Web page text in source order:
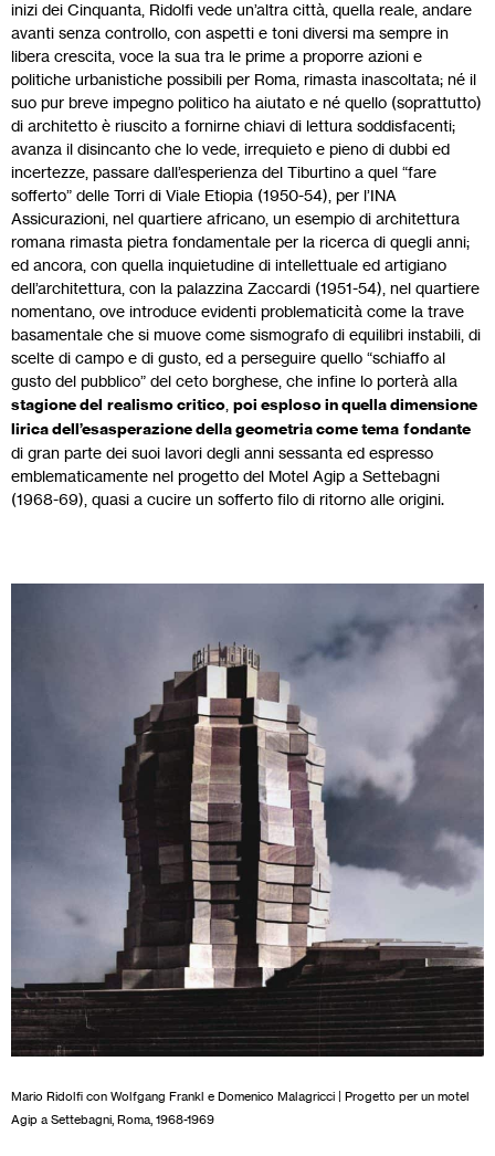
inizi dei Cinquanta, Ridolfi vede un’altra città, quella reale, andare
avanti senza controllo, con aspetti e toni diversi ma sempre in
libera crescita, voce la sua tra le prime a proporre azioni e
politiche urbanistiche possibili per Roma, rimasta inascoltata; né il
suo pur breve impegno politico ha aiutato e né quello (soprattutto)
di architetto è riuscito a fornirne chiavi di lettura soddisfacenti;
avanza il disincanto che lo vede, irrequieto e pieno di dubbi ed
incertezze, passare dall’esperienza del Tiburtino a quel “fare
sofferto” delle Torri di Viale Etiopia (1950-54), per l’INA
Assicurazioni, nel quartiere africano, un esempio di architettura
romana rimasta pietra fondamentale per la ricerca di quegli anni;
ed ancora, con quella inquietudine di intellettuale ed artigiano
dell’architettura, con la palazzina Zaccardi (1951-54), nel quartiere
nomentano, ove introduce evidenti problematicità come la trave
basamentale che si muove come sismografo di equilibri instabili, di
scelte di campo e di gusto, ed a perseguire quello “schiaffo al
gusto del pubblico” del ceto borghese, che infine lo porterà alla
stagione del realismo critico poi esploso in quella dimensione
lirica dell’esasperazione della geometria come tema fondante
di gran parte dei suoi lavori degli anni sessanta ed espresso
emblematicamente nel progetto del Motel Agip a Settebagni
(1968-69), quasi a cucire un sofferto filo di ritorno alle origini.
Mario Ridolfi con Wolfgang Frankl e Domenico Malagricci | Progetto per un motel
Agip a Settebagni, Roma, 1968-1969